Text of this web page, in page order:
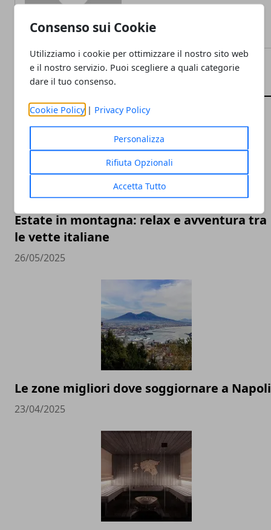
Consenso sui Cookie
Utilizziamo i cookie per ottimizzare il nostro sito web
e il nostro servizio. Puoi scegliere a quali categorie
dare il tuo consenso.
Cookie Policy | Privacy Policy
Personalizza
Rifiuta Opzionali
Accetta Tutto
ARTICOLI CORRELATI
Estate in montagna: relax e avventura tra
le vette italiane
26/05/2025
Le zone migliori dove soggiornare a Napoli
23/04/2025